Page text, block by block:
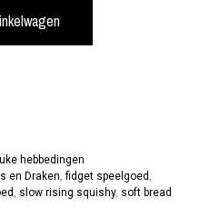
hebbedingen
en Draken,fidget speelgoed ,
, slow rising squishy, soft bread